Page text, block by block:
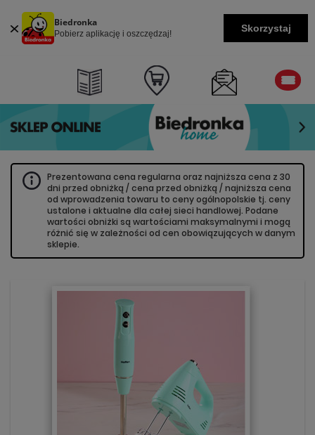
Biedronka
Pobierz aplikację i oszczędzaj! Skorzystaj
Prezentowana cena regularna oraz najniższa cena z 30
dni przed obniżką / cena przed obniżką / najniższa cena
od wprowadzenia towaru to ceny ogólnopolskie tj. ceny
ustalone i aktualne dla całej sieci handlowej. Podane
wartości obniżki są wartościami maksymalnymi i mogą
różnić się w zależności od cen obowiązujących w danym
sklepie.